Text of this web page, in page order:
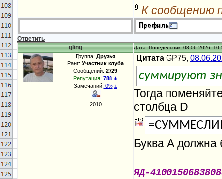
К сообщению
Ответить
gling
Дата: Понедельник, 08.06.2026,
Группа: Друзья
Ранг: Участник клуба
Сообщений: 2729
Репутация: 788 ±
Замечаний: 0% ±
2010
Цитата GP75,
суммируют
Тогда
столбца D
Буква А должна
ЯД-